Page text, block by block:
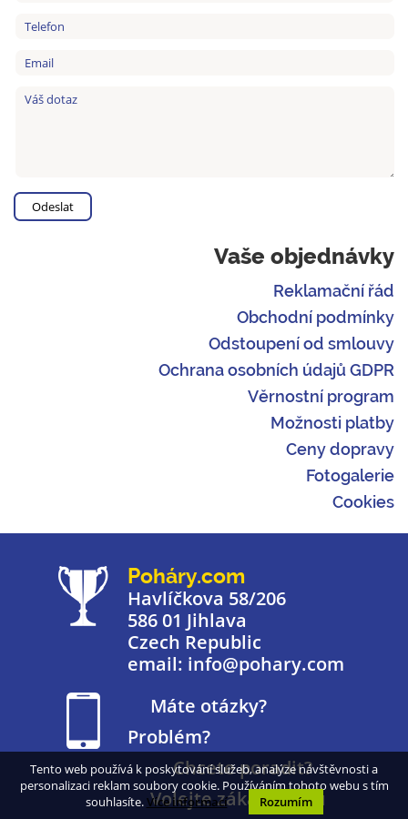
Vaše objednávky
Reklamační řád
Obchodní podmínky
Odstoupení od smlouvy
Ochrana osobních údajů GDPR
Věrnostní program
Možnosti platby
Ceny dopravy
Fotogalerie
Cookies
Poháry.com
Havlíčkova 58/206
586 01 Jihlava
Czech Republic
email: info@pohary.com
Máte otázky?
Problém?
Chcete poradit?
Volejte zákaznickou
Tento web používá k poskytování služeb, analýze návštěvnosti a
personalizaci reklam soubory cookie. Používáním tohoto webu s tím
souhlasíte.Více informací Rozumím